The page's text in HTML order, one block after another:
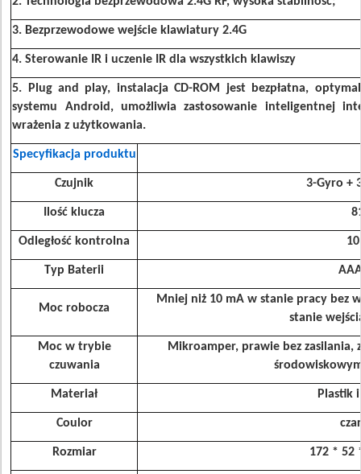
3. Bezprzewodowe wejście klawiatury 2.4G
4. Sterowanie IR i uczenie IR dla wszystkich klawiszy
5. Plug and play, instalacja CD-ROM jest bezpłatna,
systemu Android, umożliwia zastosowanie inteligentnej
wrażenia z użytkowania.
Specyfikacja produktu
Czujnik 3-Gyro +
Ilość klucza
Odległość kontrolna
Typ Baterii
Moc robocza
Mniej niż 10 mA w stanie pracy bez
stanie
Moc w trybie
czuwania
Mikroamper, prawie bez
Materiał Plastik
Coulor
Rozmiar 172 * 52